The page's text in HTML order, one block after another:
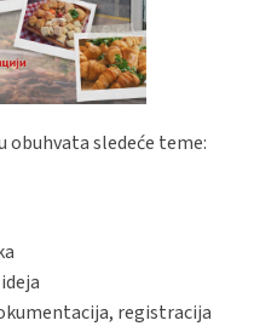
obuhvata sledeće teme:
registracija